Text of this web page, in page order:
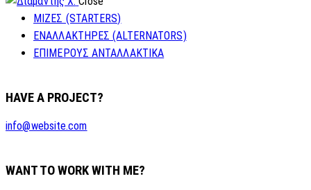
ΜΙΖΕΣ (STARTERS)
ΕΝΑΛΛΑΚΤΗΡΕΣ (ALTERNATORS)
ΕΠΙΜΕΡΟΥΣ ΑΝΤΑΛΛΑΚΤΙΚΑ
HAVE A PROJECT?
info@website.com
WANT TO WORK WITH ME?